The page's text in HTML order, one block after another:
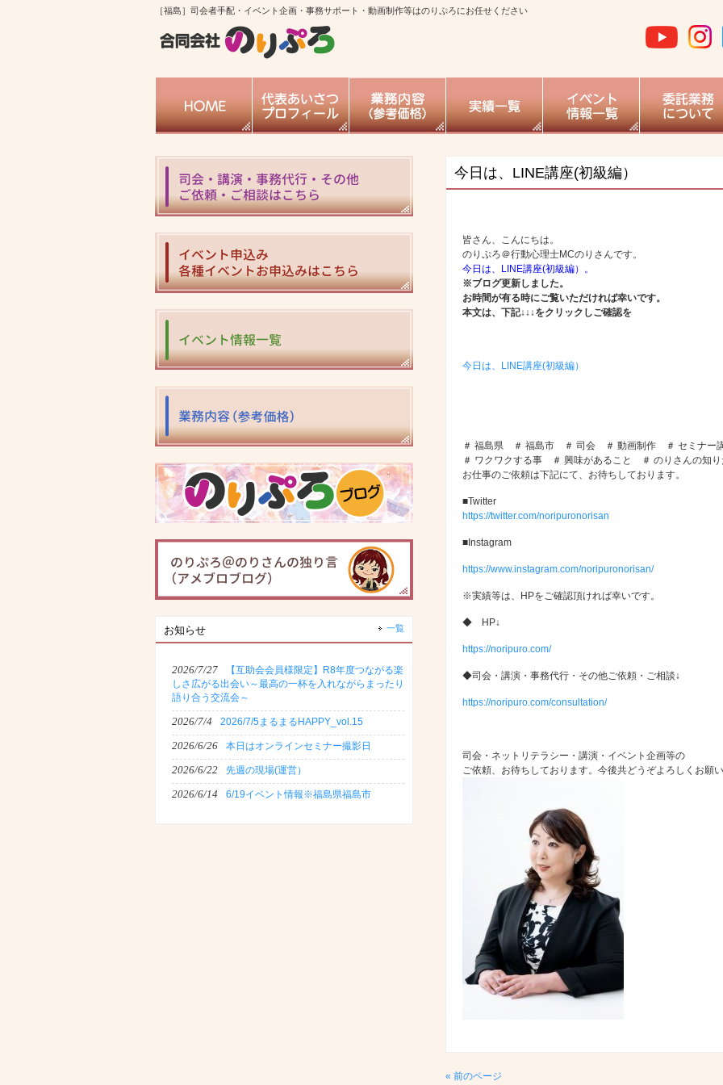
［福島］司会者手配・イベント企画・事務サポート・動画制作等はのりぷろにお任せください
今日は、LINE講座(初級編）
皆さん、こんにちは。
のりぷろ＠行動心理士MCのりさんです。
今日は、LINE講座(初級編）。
※ブログ更新しました。
お時間が有る時にご覧いただければ幸いです。
本文は、下記↓↓↓をクリックしご確認を
今日は、LINE講座(初級編）
＃ 福島県 ＃ 福島市 ＃ 司会 ＃ 動画制作 ＃ セミナー
＃ ワクワクする事 ＃ 興味があること ＃ のりさんの知り
お仕事のご依頼は下記にて、お待ちしております。
■Twitter
https://twitter.com/noripuronorisan
■Instagram
https://www.instagram.com/noripuronorisan/
※実績等は、HPをご確認頂ければ幸いです。
◆ HP↓
https://noripuro.com/
◆司会・講演・事務代行・その他ご依頼・ご相談↓
https://noripuro.com/consultation/
司会・ネットリテラシー・講演・イベント企画等の
ご依頼、お待ちしております。今後共どうぞよろしくお願い
« 前のページ
お知らせ 一覧
2026/7/27
【互助会会員様限定】R8年度つながる楽
しさ広がる出会い～最高の一杯を入れながらまったり
語り合う交流会～
2026/7/4 2026/7/5まるまるHAPPY_vol.15
2026/6/26 本日はオンラインセミナー撮影日
2026/6/22 先週の現場(運営）
2026/6/14 6/19イベント情報※福島県福島市